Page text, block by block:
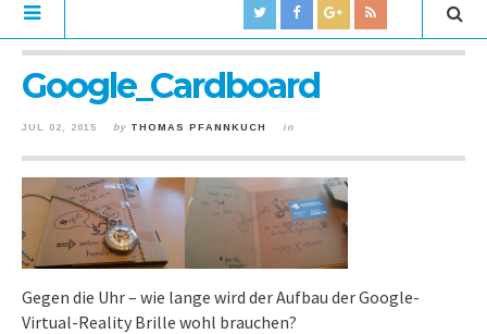
Google_Cardboard
JUL 02, 2015 by THOMAS PFANNKUCH in
Gegen die Uhr – wie lange wird der Aufbau der Google-
Virtual-Reality Brille wohl brauchen?